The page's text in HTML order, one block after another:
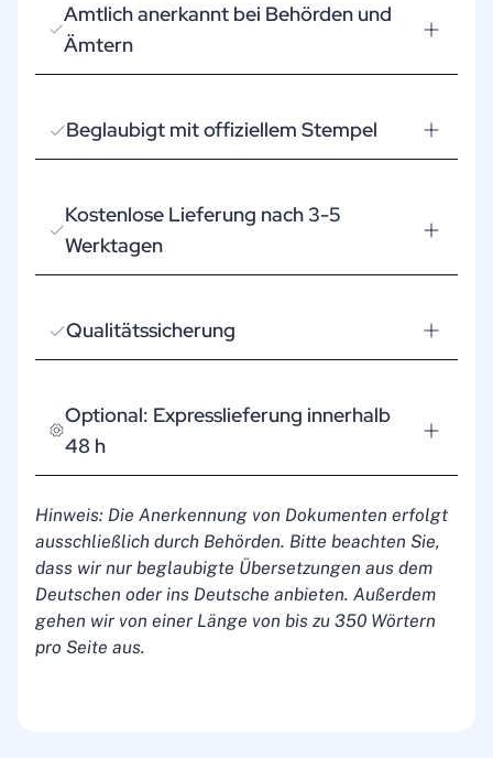
Amtlich anerkannt bei Behörden und
Ämtern
Beglaubigt mit offiziellem Stempel
Kostenlose Lieferung nach 3-5
Werktagen
Qualitätssicherung
Optional: Expresslieferung innerhalb
48 h
Hinweis: Die Anerkennung von Dokumenten erfolgt
ausschließlich durch Behörden. Bitte beachten Sie,
dass wir nur beglaubigte Übersetzungen aus dem
Deutschen oder ins Deutsche anbieten. Außerdem
gehen wir von einer Länge von bis zu 350 Wörtern
pro Seite aus.